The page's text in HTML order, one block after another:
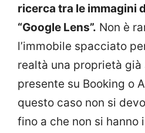
ricerca tra le immagini
“Google Lens”. Non è
l’immobile spacciato
realtà una proprietà
presente su Booking o
questo caso non si
fino a che non si hanno